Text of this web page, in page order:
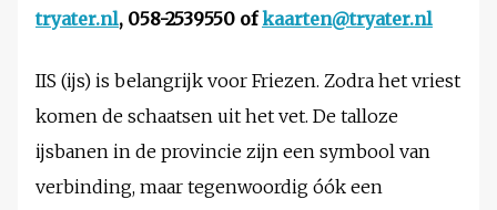
tryater.nl, 058-2539550 ofkaarten@tryater.nl
IIS (ijs) is belangrijk voor Friezen. Zodra het vriest
komen de schaatsen uit het vet. De talloze
ijsbanen in de provincie zijn een symbool van
verbinding, maar tegenwoordig óók een